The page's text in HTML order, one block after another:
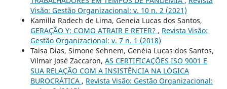
Visão: Gestão Organizacional: v. 10 n. 2 (2021)
Kamilla Radech de Lima, Geneia Lucas dos Santos,
GERAÇÃO Y: COMO ATRAIR E RETER? , Revista Visão:
Gestão Organizacional: v. 7 n. 1 (2018)
Taisa Dias, Simone Sehnem, Genéia Lucas dos Santos,
Vilmar José Zaccaron, AS CERTIFICAÇÕES ISO 9001 E
SUA RELAÇÃO COM A INSISTÊNCIA NA LÓGICA
BUROCRÁTICA , Revista Visão: Gestão Organizacional: